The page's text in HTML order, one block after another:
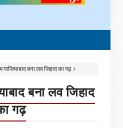
गाजियाबाद बना लव जिहाद का गढ़
बना लव जिहाद
गढ़